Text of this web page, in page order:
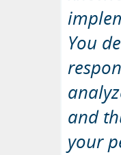
You
and
your